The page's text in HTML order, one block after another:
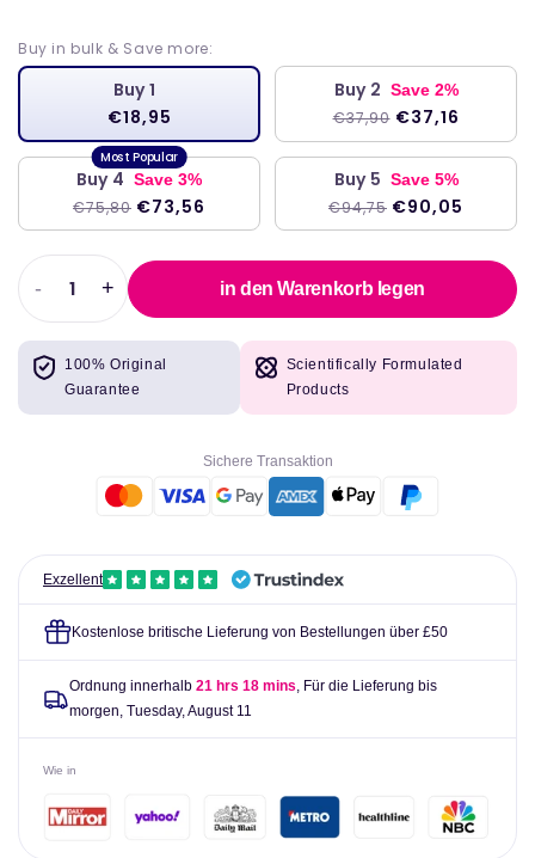
Buy in bulk & Save more:
Buy 1
€18,95
Buy 2 Save 2%
€37,90 €37,16
Buy 4 Save 3%
€75,80 €73,56
Buy 5 Save 5%
€94,75 €90,05
Abnahme
der
Menge
für
Angewandte
-
Erhöhen
Menge
für
Ernährung
90
+ in den Warenkorb legen
100% Original
Guarantee
Scientifically Formulated
Products
Sichere Transaktion
Exzellent
Kostenlose britische Lieferung von Bestellungen über £50
Ordnung innerhalb 21 hrs 18 mins, Für die Lieferung bis
morgen, Tuesday, August 11
Wie in